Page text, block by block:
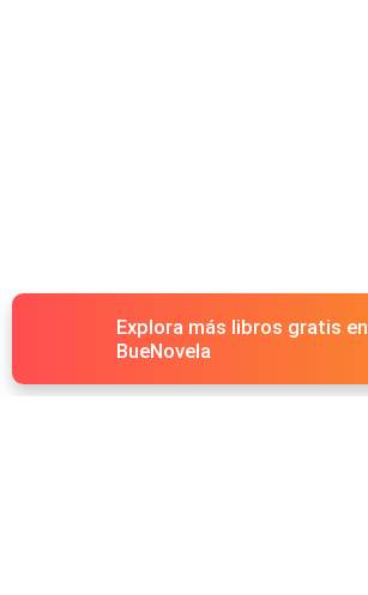
Explora más libros gratis en
BueNovela